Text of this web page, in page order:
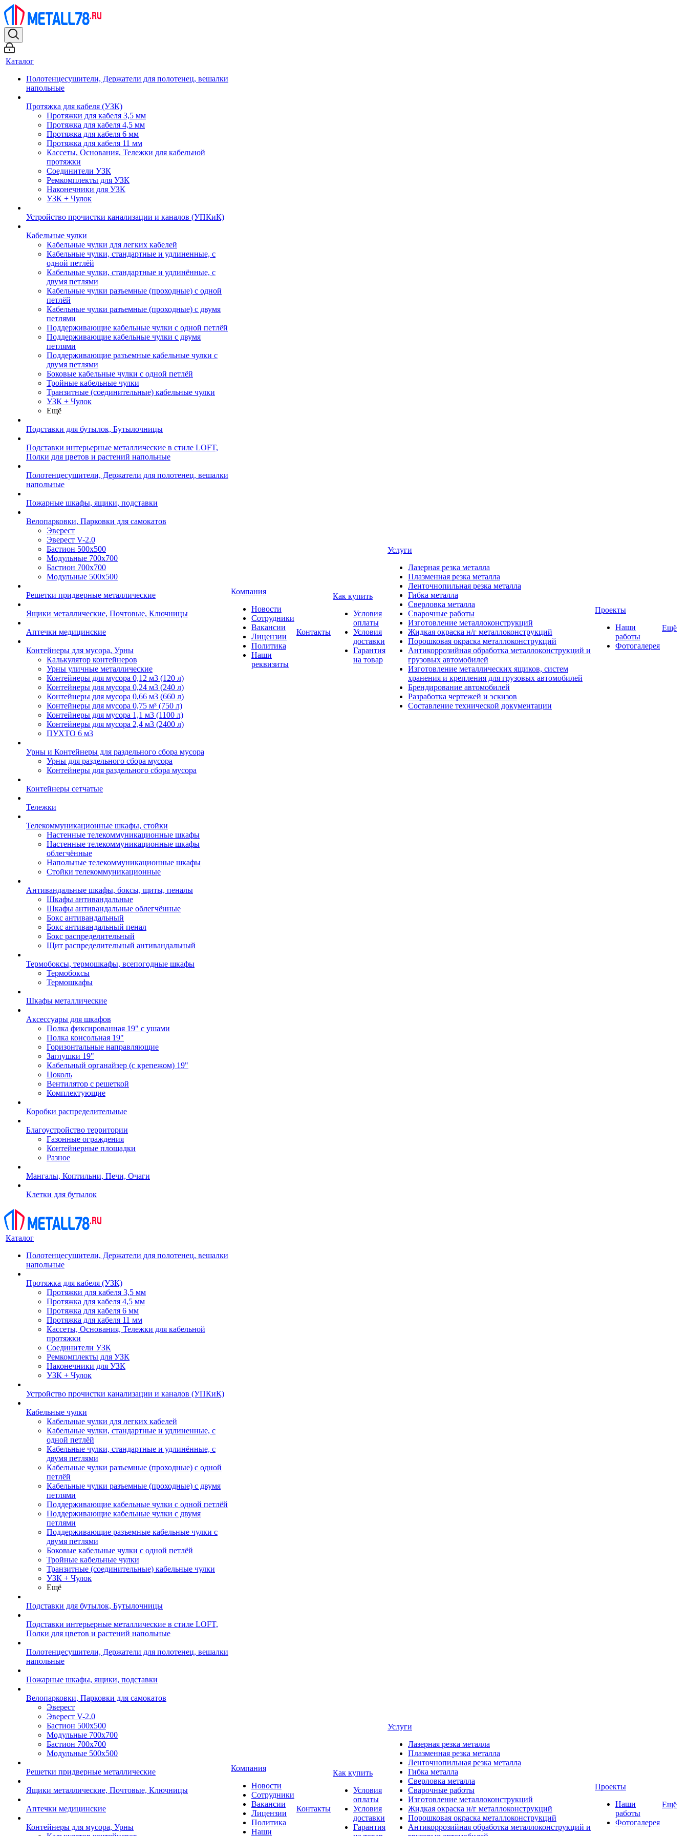
Каталог
Полотенцесушители, Держатели для полотенец, вешалки
напольные
Протяжка для кабеля (УЗК)
Протяжки для кабеля 3,5 мм
Протяжка для кабеля 4,5 мм
Протяжка для кабеля 6 мм
Протяжка для кабеля 11 мм
Кассеты, Основания, Тележки для кабельной
протяжки
Соединители УЗК
Ремкомплекты для УЗК
Наконечники для УЗК
УЗК + Чулок
Устройство прочистки канализации и каналов (УПКиК)
Кабельные чулки
Кабельные чулки для легких кабелей
Кабельные чулки, стандартные и удлиненные, с
одной петлёй
Кабельные чулки, стандартные и удлинённые, с
двумя петлями
Кабельные чулки разъемные (проходные) с одной
петлёй
Кабельные чулки разъемные (проходные) с двумя
петлями
Поддерживающие кабельные чулки с одной петлёй
Поддерживающие кабельные чулки с двумя
петлями
Поддерживающие разъемные кабельные чулки с
двумя петлями
Боковые кабельные чулки с одной петлёй
Тройные кабельные чулки
Транзитные (соединительные) кабельные чулки
УЗК + Чулок
Ещё
Подставки для бутылок, Бутылочницы
Подставки интерьерные металлические в стиле LOFT,
Полки для цветов и растений напольные
Полотенцесушители, Держатели для полотенец, вешалки
напольные
Пожарные шкафы, ящики, подставки
Велопарковки, Парковки для самокатов
Эверест
Эверест V-2.0
Бастион 500х500
Модульные 700х700
Бастион 700х700
Модульные 500х500
Решетки придверные металлические
Ящики металлические, Почтовые, Ключницы
Аптечки медицинские
Контейнеры для мусора, Урны
Калькулятор контейнеров
Урны уличные металлические
Контейнеры для мусора 0,12 м3 (120 л)
Контейнеры для мусора 0,24 м3 (240 л)
Контейнеры для мусора 0,66 м3 (660 л)
Контейнеры для мусора 0,75 м³ (750 л)
Контейнеры для мусора 1,1 м3 (1100 л)
Контейнеры для мусора 2,4 м3 (2400 л)
ПУХТО 6 м3
Урны и Контейнеры для раздельного сбора мусора
Урны для раздельного сбора мусора
Контейнеры для раздельного сбора мусора
Контейнеры сетчатые
Тележки
Телекоммуникационные шкафы, стойки
Настенные телекоммуникационные шкафы
Настенные телекоммуникационные шкафы
облегчённые
Напольные телекоммуникационные шкафы
Стойки телекоммуникационные
Антивандальные шкафы, боксы, щиты, пеналы
Шкафы антивандальные
Шкафы антивандальные облегчённые
Бокс антивандальный
Бокс антивандальный пенал
Бокс распределительный
Щит распределительный антивандальный
Термобоксы, термошкафы, всепогодные шкафы
Термобоксы
Термошкафы
Шкафы металлические
Аксессуары для шкафов
Полка фиксированная 19" с ушами
Полка консольная 19"
Горизонтальные направляющие
Заглушки 19"
Кабельный органайзер (с крепежом) 19"
Цоколь
Вентилятор с решеткой
Комплектующие
Коробки распределительные
Благоустройство территории
Газонные ограждения
Контейнерные площадки
Разное
Мангалы, Коптильни, Печи, Очаги
Клетки для бутылок
Компания
Новости
Сотрудники
Вакансии
Лицензии
Политика
Наши
реквизиты
Контакты
Как купить
Условия
оплаты
Условия
доставки
Гарантия
на товар
Услуги
Лазерная резка металла
Плазменная резка металла
Ленточнопильная резка металла
Гибка металла
Сверловка металла
Сварочные работы
Изготовление металлоконструкций
Жидкая окраска н/г металлоконструкций
Порошковая окраска металлоконструкций
Антикоррозийная обработка металлоконструкций и
грузовых автомобилей
Изготовление металлических ящиков, систем
хранения и крепления для грузовых автомобилей
Брендирование автомобилей
Разработка чертежей и эскизов
Составление технической документации
Проекты
Наши
работы
Фотогалерея
Ещё
Каталог
Полотенцесушители, Держатели для полотенец, вешалки
напольные
Протяжка для кабеля (УЗК)
Протяжки для кабеля 3,5 мм
Протяжка для кабеля 4,5 мм
Протяжка для кабеля 6 мм
Протяжка для кабеля 11 мм
Кассеты, Основания, Тележки для кабельной
протяжки
Соединители УЗК
Ремкомплекты для УЗК
Наконечники для УЗК
УЗК + Чулок
Устройство прочистки канализации и каналов (УПКиК)
Кабельные чулки
Кабельные чулки для легких кабелей
Кабельные чулки, стандартные и удлиненные, с
одной петлёй
Кабельные чулки, стандартные и удлинённые, с
двумя петлями
Кабельные чулки разъемные (проходные) с одной
петлёй
Кабельные чулки разъемные (проходные) с двумя
петлями
Поддерживающие кабельные чулки с одной петлёй
Поддерживающие кабельные чулки с двумя
петлями
Поддерживающие разъемные кабельные чулки с
двумя петлями
Боковые кабельные чулки с одной петлёй
Тройные кабельные чулки
Транзитные (соединительные) кабельные чулки
УЗК + Чулок
Ещё
Подставки для бутылок, Бутылочницы
Подставки интерьерные металлические в стиле LOFT,
Полки для цветов и растений напольные
Полотенцесушители, Держатели для полотенец, вешалки
напольные
Пожарные шкафы, ящики, подставки
Велопарковки, Парковки для самокатов
Эверест
Эверест V-2.0
Бастион 500х500
Модульные 700х700
Бастион 700х700
Модульные 500х500
Решетки придверные металлические
Ящики металлические, Почтовые, Ключницы
Аптечки медицинские
Контейнеры для мусора, Урны
Компания
Новости
Сотрудники
Вакансии
Лицензии
Политика
Наши
Контакты
Как купить
Условия
оплаты
Условия
доставки
Гарантия
Услуги
Лазерная резка металла
Плазменная резка металла
Ленточнопильная резка металла
Гибка металла
Сверловка металла
Сварочные работы
Изготовление металлоконструкций
Жидкая окраска н/г металлоконструкций
Порошковая окраска металлоконструкций
Антикоррозийная обработка металлоконструкций и
Проекты
Наши
работы
Фотогалерея
Ещё